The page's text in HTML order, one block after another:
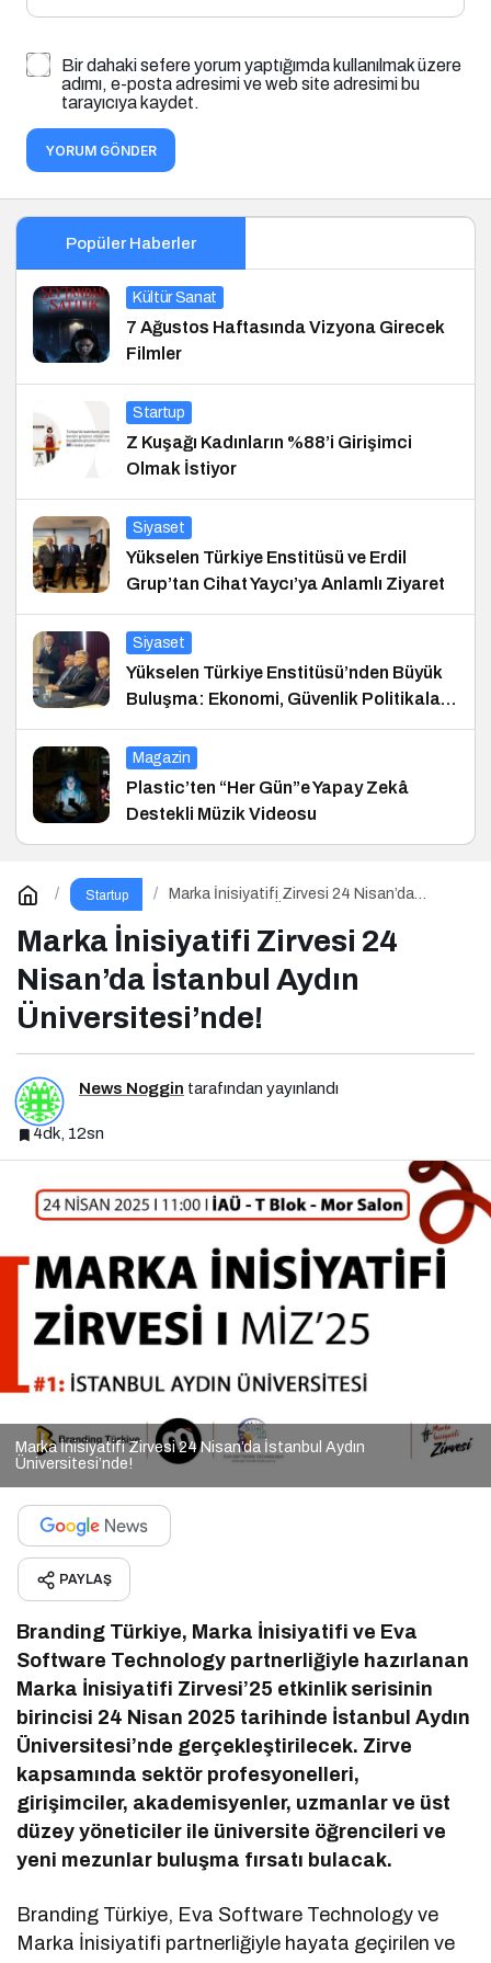
Bir dahaki sefere yorum yaptığımda kullanılmak üzere
adımı, e-posta adresimi ve web site adresimi bu
tarayıcıya kaydet.
YORUM GÖNDER
Popüler Haberler
Kültür Sanat
7 Ağustos Haftasında Vizyona Girecek
Filmler
Startup
Z Kuşağı Kadınların %88’i Girişimci
Olmak İstiyor
Siyaset
Yükselen Türkiye Enstitüsü ve Erdil
Grup’tan Cihat Yaycı’ya Anlamlı Ziyaret
Siyaset
Yükselen Türkiye Enstitüsü’nden Büyük
Buluşma: Ekonomi, Güvenlik Politikaları
ve Hukuk Konferansı
Magazin
Plastic’ten “Her Gün”e Yapay Zekâ
Destekli Müzik Videosu
Startup
Marka İnisiyatifi Zirvesi 24 Nisan’da
Marka İnisiyatifi Zirvesi 24
Nisan’da İstanbul Aydın
Üniversitesi’nde!
News Noggin tarafından yayınlandı
4dk, 12sn
Marka İnisiyatifi Zirvesi 24 Nisan’da İstanbul Aydın
Üniversitesi’nde!
PAYLAŞ
Branding Türkiye, Marka İnisiyatifi ve Eva
Software Technology partnerliğiyle hazırlanan
Marka İnisiyatifi Zirvesi’25 etkinlik serisinin
birincisi 24 Nisan 2025 tarihinde İstanbul Aydın
Üniversitesi’nde gerçekleştirilecek. Zirve
kapsamında sektör profesyonelleri,
girişimciler, akademisyenler, uzmanlar ve üst
düzey yöneticiler ile üniversite öğrencileri ve
yeni mezunlar buluşma fırsatı bulacak.
Branding Türkiye, Eva Software Technology ve
Marka İnisiyatifi partnerliğiyle hayata geçirilen ve